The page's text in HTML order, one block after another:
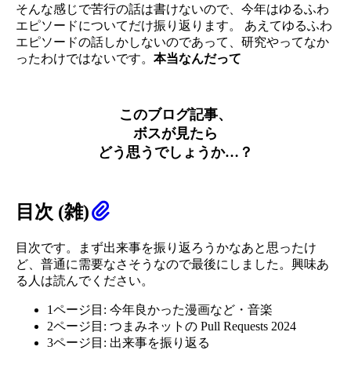
そんな感じで苦行の話は書けないので、今年はゆるふわ
エピソードについてだけ振り返ります。 あえてゆるふわ
エピソードの話しかしないのであって、研究やってなか
ったわけではないです。 本当なんだって
このブログ記事、
ボスが見たら
どう思うでしょうか…？
目次 (雑)
目次です。まず出来事を振り返ろうかなあと思ったけ
ど、普通に需要なさそうなので最後にしました。興味あ
る人は読んでください。
1ページ目: 今年良かった漫画など・音楽
2ページ目: つまみネットの Pull Requests 2024
3ページ目: 出来事を振り返る